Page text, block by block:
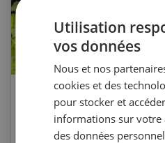
Agri Quiz sur le
mécanique
Utilisation
vos données
Nous et nos
cookies et des
pour stocker et
informations sur
des données